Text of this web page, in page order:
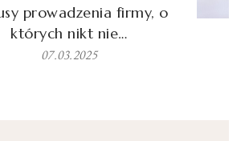
prowadzenia firmy, o
których nikt nie…
07.03.2025